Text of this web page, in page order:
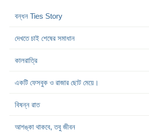
বন্ধন Ties Story
দেখতে চাই শেষের সমাধান
কালরাত্রি
একটি ফেসবুক ও রাজার ছোট মেয়ে।
বিষন্ন রাত
আশঙ্কা থাকবে, তবু জীবন